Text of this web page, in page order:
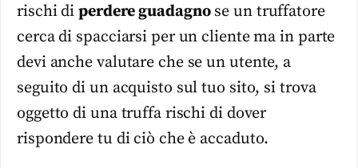
rischi diperdere guadagnose un truffatore
cerca di spacciarsi per un cliente ma in parte
devi anche valutare che se un utente, a
seguito di un acquisto sul tuo sito, si trova
oggetto di una truffa rischi di dover
rispondere tu di ciò che è accaduto.